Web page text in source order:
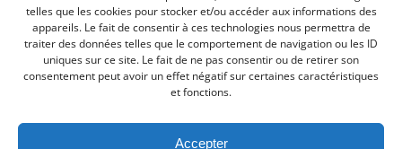
telles que les cookies pour stocker et/ou accéder aux informations des
appareils. Le fait de consentir à ces technologies nous permettra de
traiter des données telles que le comportement de navigation ou les ID
uniques sur ce site. Le fait de ne pas consentir ou de retirer son
consentement peut avoir un effet négatif sur certaines caractéristiques
et fonctions.
Accepter